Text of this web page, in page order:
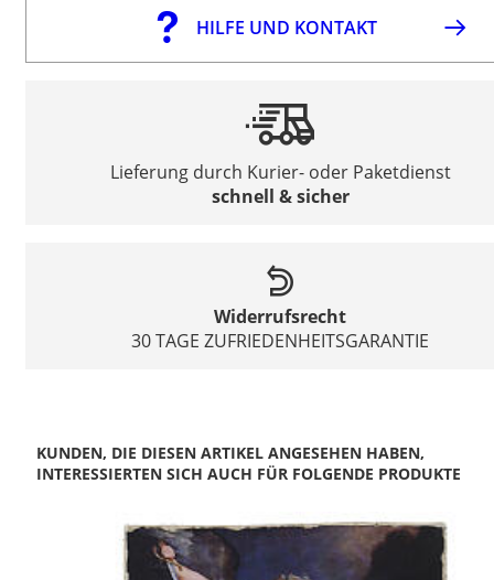
HILFE UND KONTAKT
Lieferung durch Kurier- oder Paketdienst
schnell & sicher
Widerrufsrecht
30 TAGE ZUFRIEDENHEITSGARANTIE
KUNDEN, DIE DIESEN ARTIKEL ANGESEHEN HABEN,
INTERESSIERTEN SICH AUCH FÜR FOLGENDE PRODUKTE